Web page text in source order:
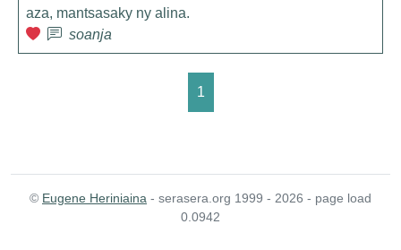
aza, mantsasaky ny alina.
soanja
1
© Eugene Heriniaina - serasera.org 1999 - 2026 - page load
0.0942